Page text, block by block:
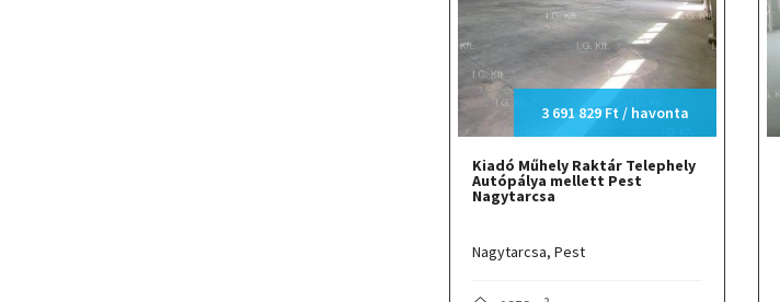
3 691 829 Ft / havonta
Kiadó Műhely Raktár Telephely
Autópálya mellett Pest
Nagytarcsa
Nagytarcsa, Pest